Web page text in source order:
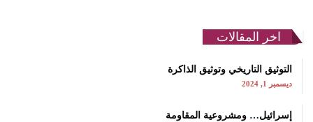
اخر المقالات
التوثيق التاريخي وتوثيق الذاكرة
ديسمبر 1, 2024
إسرائيل… ومشروعية المقاومة